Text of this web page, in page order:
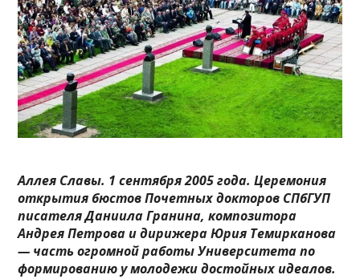
Аллея Славы. 1 сентября 2005 года. Церемония
открытия бюстов Почетных докторов СПбГУП
писателя Даниила Гранина, композитора
Андрея Петрова и дирижера Юрия Темирканова
— часть огромной работы Университета по
формированию у молодежи достойных идеалов.